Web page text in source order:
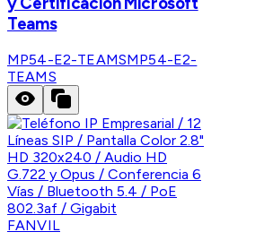
Teams
MP54-E2-TEAMSMP54-E2-
TEAMS
FANVIL